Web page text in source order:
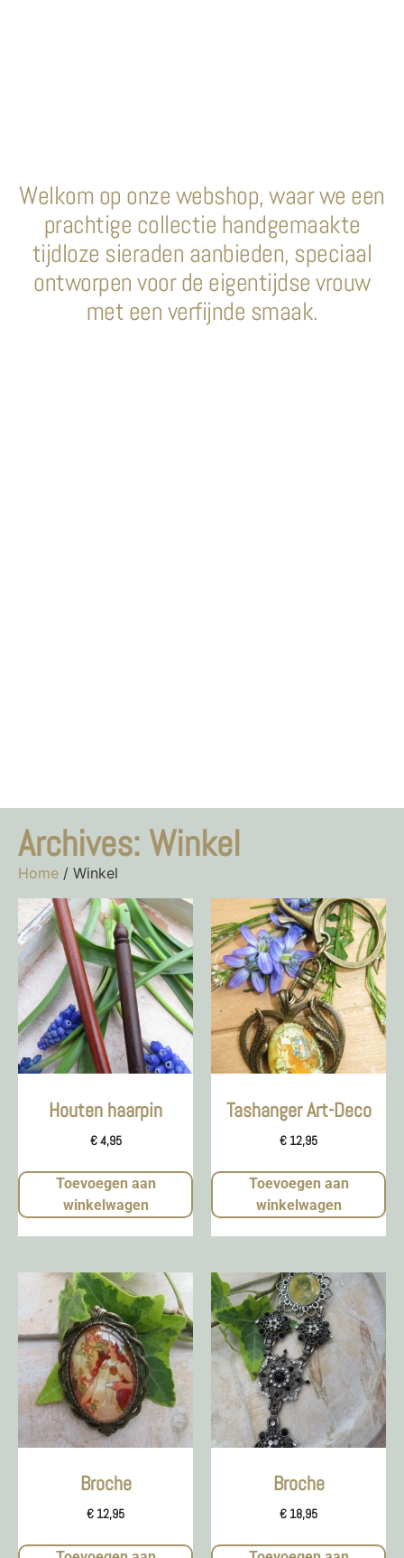
Welkom op onze webshop, waar we een
prachtige collectie handgemaakte
tijdloze sieraden aanbieden, speciaal
ontworpen voor de eigentijdse vrouw
met een verfijnde smaak.
Archives: Winkel
Home / Winkel
Houten haarpin
€4,95
Toevoegen aan
winkelwagen
Tashanger Art-Deco
€ 12,95
Toevoegen aan
winkelwagen
Broche
€ 12,95
Broche
€ 18,95